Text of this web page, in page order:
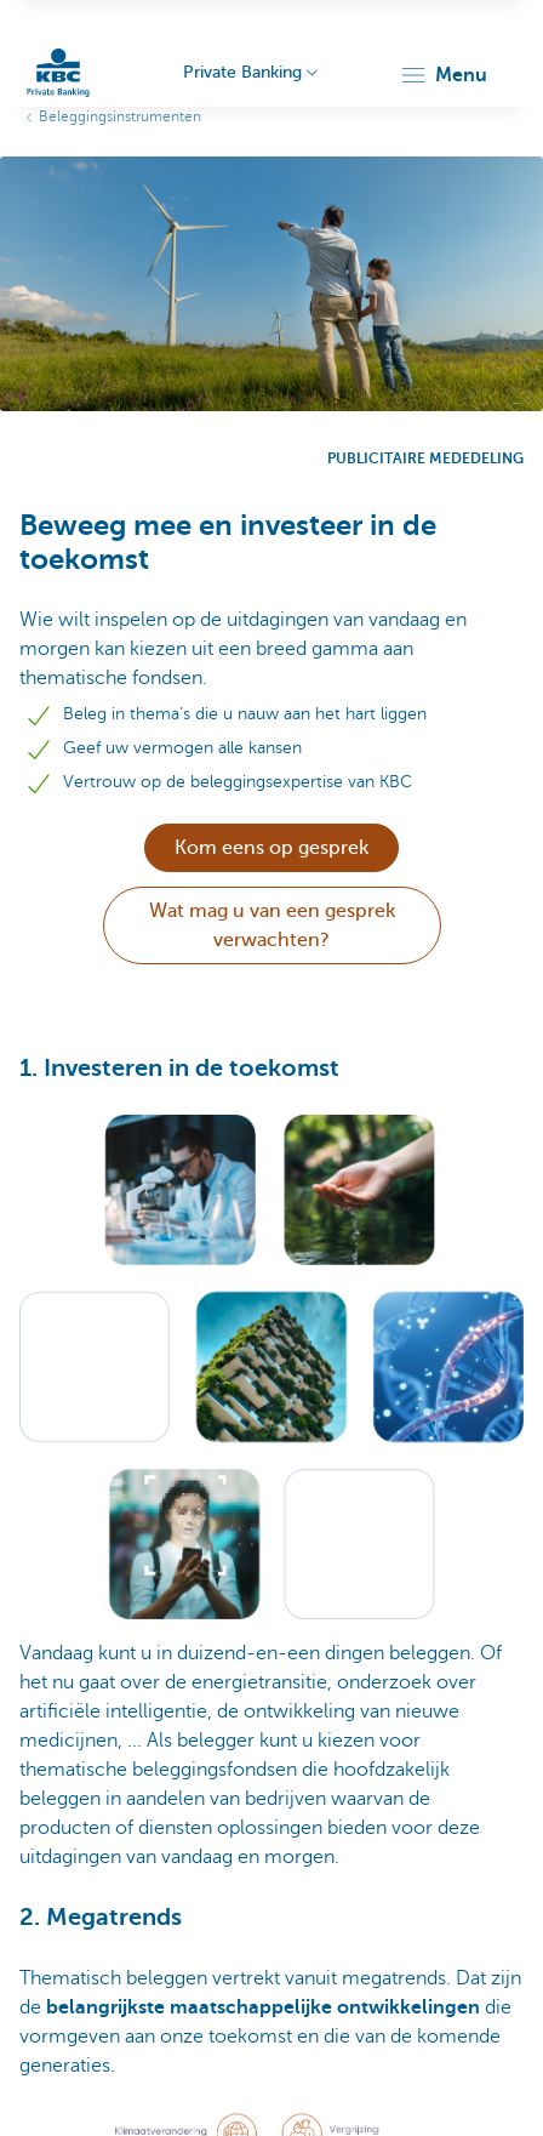
Particulieren
Private Banking menu
Beleggingsinstrumenten
PUBLICITAIRE MEDEDELING
Beweeg mee en investeer in de
toekomst
Wie wilt inspelen op de uitdagingen van vandaag en
morgen kan kiezen uit een breed gamma aan
thematische fondsen.
Beleg in thema’s die u nauw aan het hart liggen
Geef uw vermogen alle kansen
Vertrouw op de beleggingsexpertise van KBC
Kom eens op gesprek
Wat mag u van een gesprek
verwachten?
1. Investeren in de toekomst
Vandaag kunt u in duizend-en-een dingen beleggen. Of
het nu gaat over de energietransitie, onderzoek over
artificiële intelligentie, de ontwikkeling van nieuwe
medicijnen, ... Als belegger kunt u kiezen voor
thematische beleggingsfondsen die hoofdzakelijk
beleggen in aandelen van bedrijven waarvan de
producten of diensten oplossingen bieden voor deze
uitdagingen van vandaag en morgen.
2. Megatrends
Thematisch beleggen vertrekt vanuit megatrends. Dat zijn
de belangrijkste maatschappelijke ontwikkelingen die
vormgeven aan onze toekomst en die van de komende
generaties.